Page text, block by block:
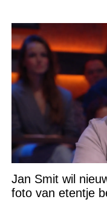
Jan Smit wil
foto van etentje